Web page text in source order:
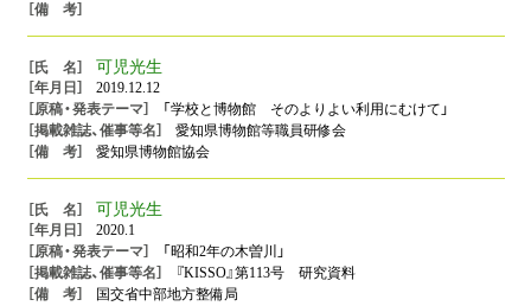
可児光生
2019.12.12
「学校と博物館 そのよりよい利用にむけて」
愛知県博物館等職員研修会
愛知県博物館協会
可児光生
2020.1
「昭和2年の木曽川」
『KISSO』第113号 研究資料
国交省中部地方整備局